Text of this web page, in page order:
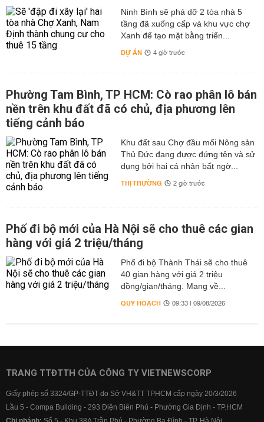
Ninh Bình sẽ phá dỡ 2 tòa nhà 5
tầng đã xuống cấp và khu vực chợ
Xanh để tạo mặt bằng triển...
DỰ ÁN 4 giờ trước
Phường Tam Bình, TP HCM: Cò rao phân lô bán
nền trên khu đất đã có chủ, địa phương lên
tiếng cảnh báo
Khu đất sau Chợ đầu mối Nông sản
Thủ Đức đang được đứng tên và sử
dụng bởi hai cá nhân bất ngờ...
THỊ TRƯỜNG 2 giờ trước
Phố đi bộ mới của Hà Nội sẽ cho thuê các gian
hàng với giá 2 triệu/tháng
Phố đi bộ Thành Thái sẽ cho thuê
40 gian hàng với giá 2 triệu
đồng/gian/tháng. Mang về...
QUY HOẠCH 09:33 | 09/08/2026
TRANG TTĐTTH CỦA CÔNG TY VIETNEWSCORP
Giấy phép số 3324/GP-TTĐT do Sở VH&TT TPHCM cấp ngày 20/3/2026
Lầu 5 - Compa Building - 293 Điện Biên Phủ - Phường Gia Định - TP.HCM